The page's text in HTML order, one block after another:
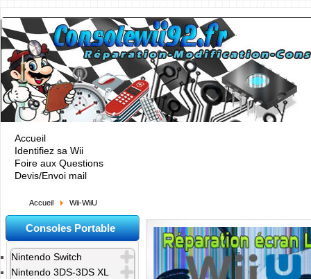
Accueil
Identifiez sa Wii
Foire aux Questions
Devis/Envoi mail
Accueil Wii-WiiU
Consoles Portable
Nintendo Switch
Nintendo 3DS-3DS XL